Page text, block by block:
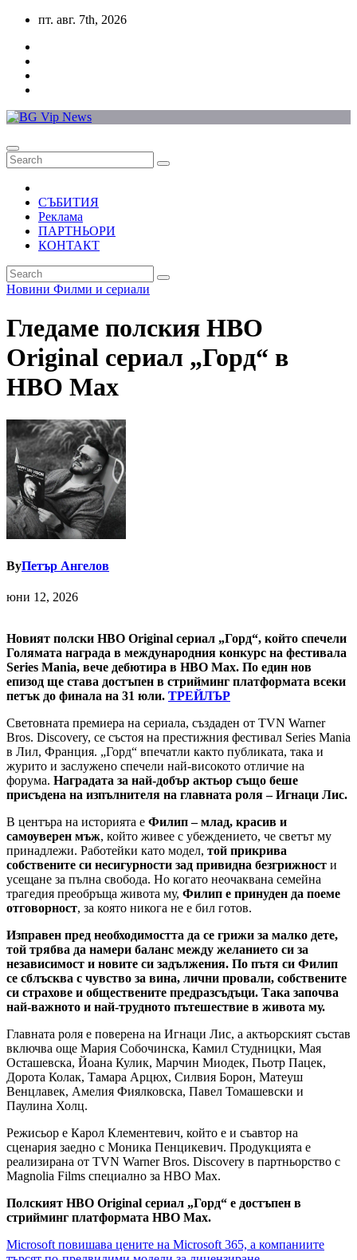
Skip
content
пт. авг. 7th, 2026
СЪБИТИЯ
Реклама
ПАРТНЬОРИ
КОНТАКТ
Новини Филми и сериали
Гледаме полския HBO
Original сериал „Горд“ в
HBO Max
ByПетър Ангелов
юни 12, 2026
Новият полски HBO Original сериал „Горд“, който спечели
Голямата награда в международния конкурс на фестивала
Series Mania, вече дебютира в HBO Max. По един нов
епизод ще става достъпен в стрийминг платформата всеки
петък до финала на 31 юли. ТРЕЙЛЪР
Световната премиера на сериала, създаден от TVN Warner
Bros. Discovery, се състоя на престижния фестивал Series Mania
в Лил, Франция. „Горд“ впечатли както публиката, така и
журито и заслужено спечели най-високото отличие на
форума. Наградата за най-добър актьор също беше
присъдена на изпълнителя на главната роля – Игнаци Лис.
В центъра на историята е Филип – млад, красив и
самоуверен мъж, който живее с убеждението, че светът му
принадлежи. Работейки като модел, той прикрива
собствените си несигурности зад привидна безгрижност и
усещане за пълна свобода. Но когато неочаквана семейна
трагедия преобръща живота му, Филип е принуден да поеме
отговорност, за която никога не е бил готов.
Изправен пред необходимостта да се грижи за малко дете,
той трябва да намери баланс между желанието си за
независимост и новите си задължения. По пътя си Филип
се сблъсква с чувство за вина, лични провали, собствените
си страхове и обществените предразсъдъци. Така започва
най-важното и най-трудното пътешествие в живота му.
Главната роля е поверена на Игнаци Лис, а актьорският състав
включва още Мария Собочинска, Камил Студницки, Мая
Осташевска, Йоана Кулик, Марчин Миодек, Пьотр Пацек,
Дорота Колак, Тамара Арцюх, Силвия Борон, Матеуш
Венцлавек, Амелия Фиялковска, Павел Томашевски и
Паулина Холц.
Режисьор е Карол Клементевич, който е и съавтор на
сценария заедно с Моника Пенцикевич. Продукцията е
реализирана от TVN Warner Bros. Discovery в партньорство с
Magnolia Films специално за HBO Max.
Полският HBO Original сериал „Горд“ е достъпен в
стрийминг платформата HBO Max.
Навигация
Microsoft повишава цените на Microsoft 365, а компаниите